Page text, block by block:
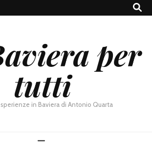
per
tutti
in Baviera di Antonio Quarta